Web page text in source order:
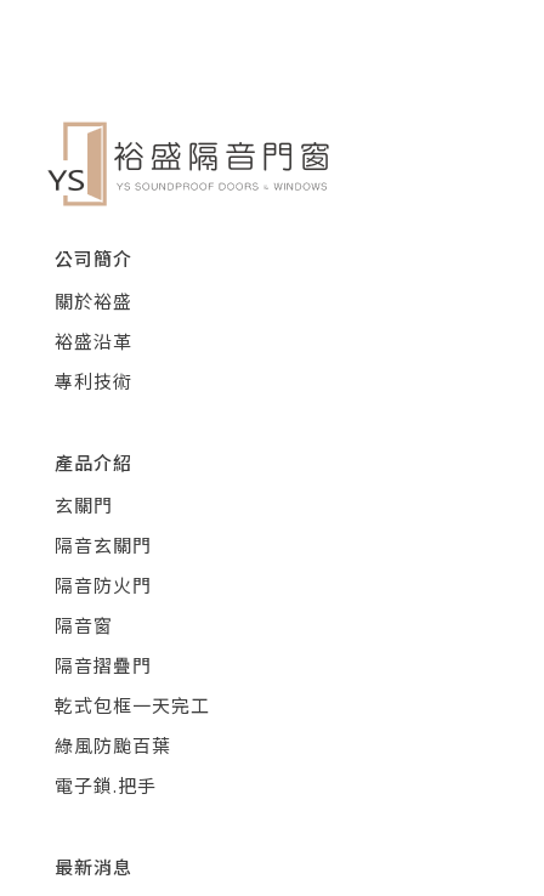
公司簡介
關於裕盛
裕盛沿革
專利技術
產品介紹
玄關門
隔音玄關門
隔音防火門
隔音窗
隔音摺疊門
乾式包框一天完工
綠風防颱百葉
電子鎖.把手
最新消息